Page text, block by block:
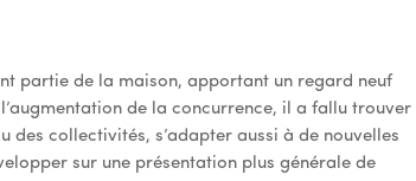
partie de la maison, apportant un regard neuf
de la concurrence, il a fallu trouver
des collectivités, s’adapter aussi à de nouvelles
sur une présentation plus générale de